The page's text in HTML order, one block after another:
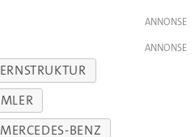
MERCEDES-BENZ